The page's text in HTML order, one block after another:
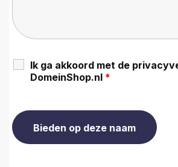
Ik ga akkoord met de
DomeinShop.nl *